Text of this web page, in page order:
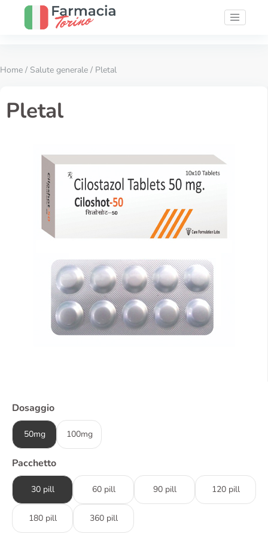
Home / Salute generale / Pletal
Pletal
Dosaggio
50mg 100mg
Pacchetto
30 pill 60 pill 90 pill 120 pill
180 pill 360 pill